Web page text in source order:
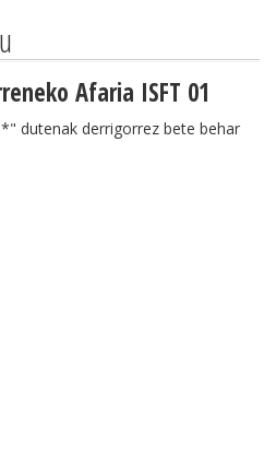
Afaria ISFT 01
dutenak derrigorrez bete behar